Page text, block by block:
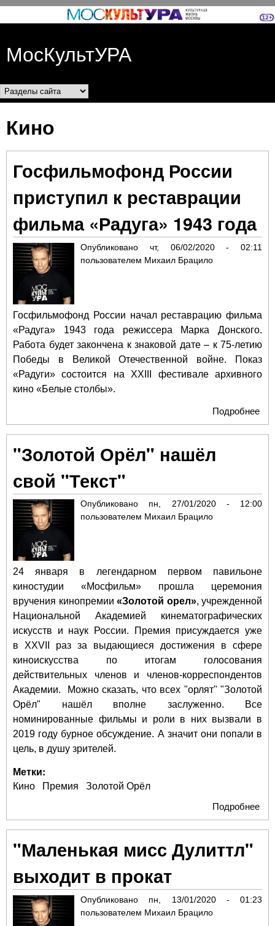
Перейти к основному
МосКультУРА
Разделы сайта
Кино
Госфильмофонд России
приступил к реставрации
фильма «Радуга» 1943 года
Опубликовано чт, 06/02/2020 - 02:11
пользователем Михаил Брацило
Госфильмофонд России начал реставрацию фильма
«Радуга» 1943 года режиссера Марка Донского.
Работа будет закончена к знаковой дате – к 75-летию
Победы в Великой Отечественной войне. Показ
«Радуги» состоится на XXIII фестивале архивного
кино «Белые столбы».
Подробнее
"Золотой Орёл" нашёл
свой "Текст"
Опубликовано пн, 27/01/2020 - 12:00
пользователем Михаил Брацило
24 января в легендарном первом павильоне
киностудии «Мосфильм» прошла церемония
вручения кинопремии «Золотой орел», учрежденной
Национальной Академией кинематографических
искусств и наук России. Премия присуждается уже
в XXVII раз за выдающиеся достижения в сфере
киноискусства по итогам голосования
действительных членов и членов-корреспондентов
Академии. Можно сказать, что всех "орлят" "Золотой
Орёл" нашёл вполне заслуженно. Все
номинированные фильмы и роли в них вызвали в
2019 году бурное обсуждение. А значит они попали в
цель, в душу зрителей.
Метки:
Кино Премия
Золотой Орёл
Подробнее
"Маленькая мисс Дулиттл"
выходит в прокат
Опубликовано пн, 13/01/2020 - 01:23
пользователем Михаил Брацило